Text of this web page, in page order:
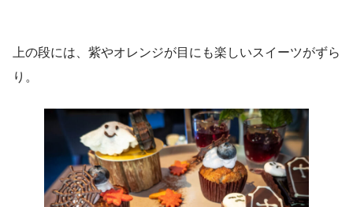
上の段には、紫やオレンジが目にも楽しいスイーツがずら
り。